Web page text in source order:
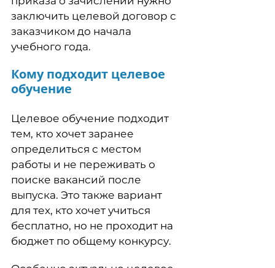
заключить целевой договор с
заказчиком до начала
учебного года.
Кому подходит целевое
обучение
Целевое обучение подходит
тем, кто хочет заранее
определиться с местом
работы и не переживать о
поиске вакансий после
выпуска. Это также вариант
для тех, кто хочет учиться
бесплатно, но не проходит на
бюджет по общему конкурсу.